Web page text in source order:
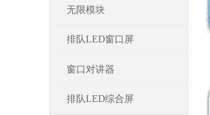
无限模块
排队LED窗口屏
窗口对讲器
排队LED综合屏